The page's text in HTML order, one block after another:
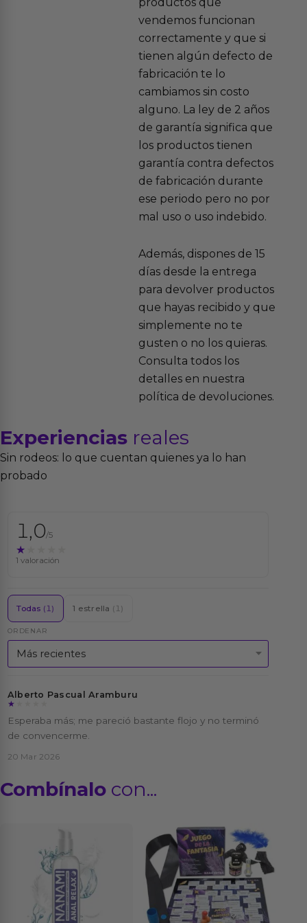
vendemos funcionan
correctamente y que si
tienen algún defecto de
fabricación te lo
cambiamos sin costo
alguno. La ley de 2 años
de garantía significa que
los productos tienen
garantía contra defectos
de fabricación durante
ese periodo pero no por
mal uso o uso indebido.
Además, dispones de 15
días desde la entrega
para devolver productos
que hayas recibido y que
simplemente no te
gusten o no los quieras.
Consulta todos los
detalles en nuestra
política de devoluciones.
Experiencias reales
Sin rodeos: lo que cuentan quienes ya lo han
probado
1,0/5
★★★★★
★★★★★
1 valoración
Todas (1) 1 estrella (1)
ORDENAR
Alberto Pascual Aramburu
★★★★★
★★★★★
Esperaba más; me pareció bastante flojo y no terminó
de convencerme.
20 Mar 2026
Combínalo con...